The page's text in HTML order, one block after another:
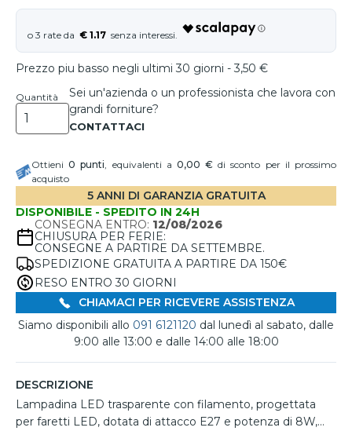
€ 1.17
Prezzo piu basso negli ultimi 30 giorni - 3,50 €
Quantità
Sei un'azienda o un professionista che lavora con
grandi forniture?
Ottieni0 punti, equivalenti a 0,00 € di sconto per il prossimo
acquisto
5 ANNI DI GARANZIA GRATUITA
DISPONIBILE - SPEDITO IN 24H
CONSEGNA ENTRO: 12/08/2026
CHIUSURA PER FERIE:
CONSEGNE A PARTIRE DA SETTEMBRE.
SPEDIZIONE GRATUITA A PARTIRE DA 150€
RESO ENTRO 30 GIORNI
CHIAMACI PER RICEVERE ASSISTENZA
Siamo disponibili allo 091 6121120 dal lunedì al sabato, dalle
9:00 alle 13:00 e dalle 14:00 alle 18:00
DESCRIZIONE
Lampadina LED trasparente con filamento, progettata
per faretti LED, dotata di attacco E27 e potenza di 8W,